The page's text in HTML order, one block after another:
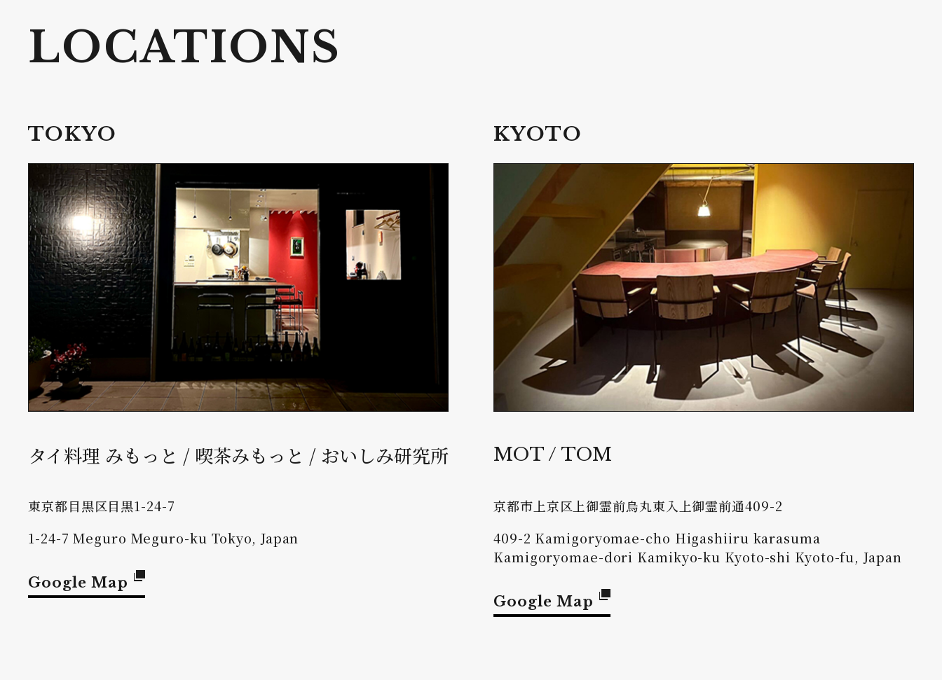
LOCATIONS
TOKYO
タイ料理 みもっと / 喫茶みもっと / おいしみ研究所
東京都目黒区目黒1-24-7
1-24-7 Meguro Meguro-ku Tokyo, Japan
Google Map
KYOTO
MOT / TOM
京都市上京区上御霊前烏丸東入上御霊前通409-2
409-2 Kamigoryomae-cho Higashiiru karasuma
Kamigoryomae-dori Kamikyo-ku Kyoto-shi Kyoto-fu, Japan
Google Map